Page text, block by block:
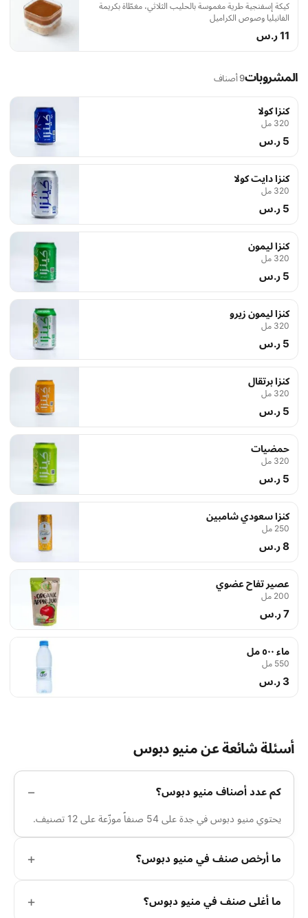
كيكة إسفنجية طرية مغموسة بالحليب الثلاثي، مغطّاة بكريمة
الفانيليا وصوص الكراميل
11 ر.س
المشروبات9 أصناف
كنزا كولا
320 مل
5 ر.س
كنزا دايت كولا
320 مل
5 ر.س
كنزا ليمون
320 مل
5 ر.س
كنزا ليمون زيرو
320 مل
5 ر.س
كنزا برتقال
320 مل
5 ر.س
حمضيات
320 مل
5 ر.س
كنزا سعودي شامبين
250 مل
8 ر.س
عصير تفاح عضوي
200 مل
7 ر.س
ماء ٥٠٠ مل
550 مل
3 ر.س
أسئلة شائعة عن منيو دبوس
كم عدد أصناف منيو دبوس؟
يحتوي منيو دبوس في جدة على 54 صنفاً موزّعة على 12 تصنيف.
ما أرخص صنف في منيو دبوس؟
ما أغلى صنف في منيو دبوس؟